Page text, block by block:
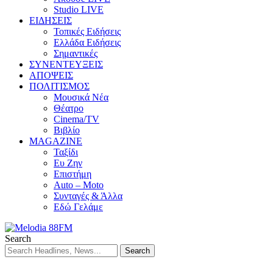
Studio LIVE
ΕΙΔΗΣΕΙΣ
Τοπικές Ειδήσεις
Ελλάδα Ειδήσεις
Σημαντικές
ΣΥΝΕΝΤΕΥΞΕΙΣ
ΑΠΟΨΕΙΣ
ΠΟΛΙΤΙΣΜΟΣ
Μουσικά Νέα
Θέατρο
Cinema/TV
Βιβλίο
MAGAZINE
Ταξίδι
Ευ Ζην
Επιστήμη
Auto – Moto
Συνταγές & Άλλα
Εδώ Γελάμε
Search